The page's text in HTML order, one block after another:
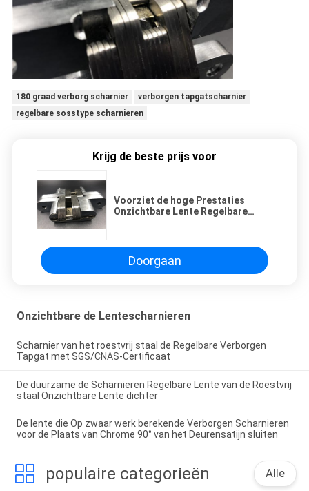
180 graad verborg scharnier
verborgen tapgatscharnier
regelbare sosstype scharnieren
Krijg de beste prijs voor
Voorziet de hoge Prestaties
Onzichtbare Lente Regelbare
scharnier
Doorgaan
Onzichtbare de Lentescharnieren
Scharnier van het roestvrij staal de Regelbare Verborgen
Tapgat met SGS/CNAS-Certificaat
De duurzame de Scharnieren Regelbare Lente van de Roestvrij
staal Onzichtbare Lente dichter
De lente die Op zwaar werk berekende Verborgen Scharnieren
voor de Plaats van Chrome 90° van het Deurensatijn sluiten
populaire categorieën Alle